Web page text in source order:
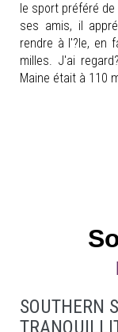
le sport préféré de
ses amis, il
rendre à l'?le, en
milles. J'ai
Maine était à 110
SOUTHERN